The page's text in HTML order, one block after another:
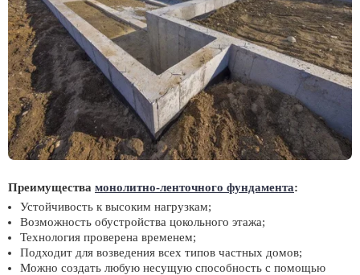
Преимущества монолитно-ленточного фундамента:
Устойчивость к высоким нагрузкам;
Возможность обустройства цокольного этажа;
Технология проверена временем;
Подходит для возведения всех типов частных домов;
Можно создать любую несущую способность с помощью